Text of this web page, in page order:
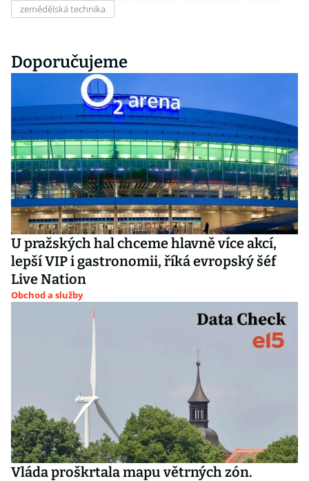
zemědělská technika
Doporučujeme
U pražských hal chceme hlavně více akcí,
lepší VIP i gastronomii, říká evropský šéf
Live Nation
Obchod a služby
Vláda proškrtala mapu větrných zón.